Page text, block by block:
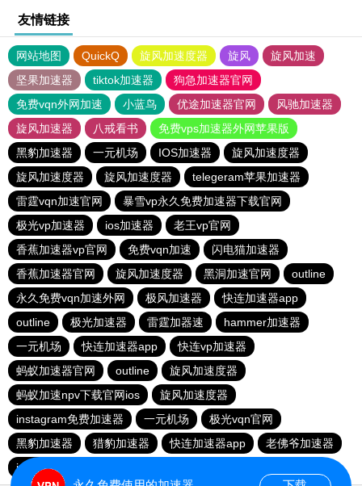
友情链接
网站地图 QuickQ 旋风加速度器 旋风
旋风加速
坚果加速器
tiktok加速器
狗急加速器官网
免费vqn外网加速
小蓝鸟 优途加速器官网
风驰加速器
旋风加速器
八戒看书
免费vps加速器外网苹果版
黑豹加速器
一元机场 IOS加速器
旋风加速度器
旋风加速度器
旋风加速度器
telegeram苹果加速器
雷霆vqn加速官网
暴雪vp永久免费加速器下载官网
极光vp加速器
ios加速器
老王vp官网
香蕉加速器vp官网
免费vqn加速
闪电猫加速器
香蕉加速器官网
旋风加速度器 黑洞加速官网
outline
永久免费vqn加速外网
极风加速器
快连加速器app
outline
极光加速器 雷霆加器速
hammer加速器
一元机场
快连加速器app
快连vp加速器
蚂蚁加速器官网
outline
旋风加速度器
蚂蚁加速npv下载官网ios
旋风加速度器
instagram免费加速器
一元机场
极光vqn官网
黑豹加速器
猎豹加速器 快连加速器app
老佛爷加速器
ios加速器